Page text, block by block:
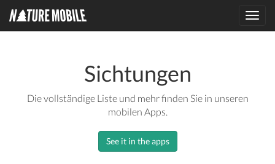
Sichtungen
Die vollständige Liste und mehr finden Sie in unseren
mobilen Apps.
See it in the apps